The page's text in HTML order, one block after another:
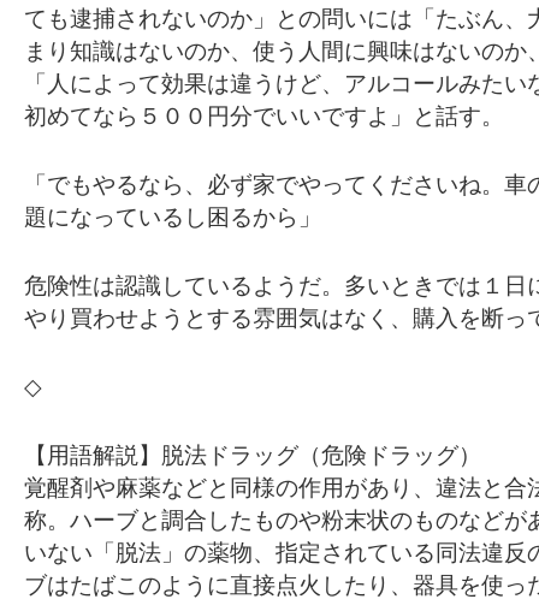
ても逮捕されないのか」との問いには「たぶん、
まり知識はないのか、使う人間に興味はないの
「人によって効果は違うけど、アルコールみた
初めてなら５００円分でいいですよ」と話す。
「でもやるなら、必ず家でやってくださいね。
題になっているし困るから」
危険性は認識しているようだ。多いときでは１日
やり買わせようとする雰囲気はなく、購入を断っ
◇
【用語解説】脱法ドラッグ（危険ドラッグ）
覚醒剤や麻薬などと同様の作用があり、違法と合
称。ハーブと調合したものや粉末状のものなどが
いない「脱法」の薬物、指定されている同法違反
ブはたばこのように直接点火したり、器具を使っ